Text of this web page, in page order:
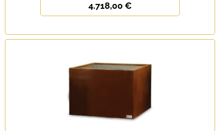
4.718,00 €